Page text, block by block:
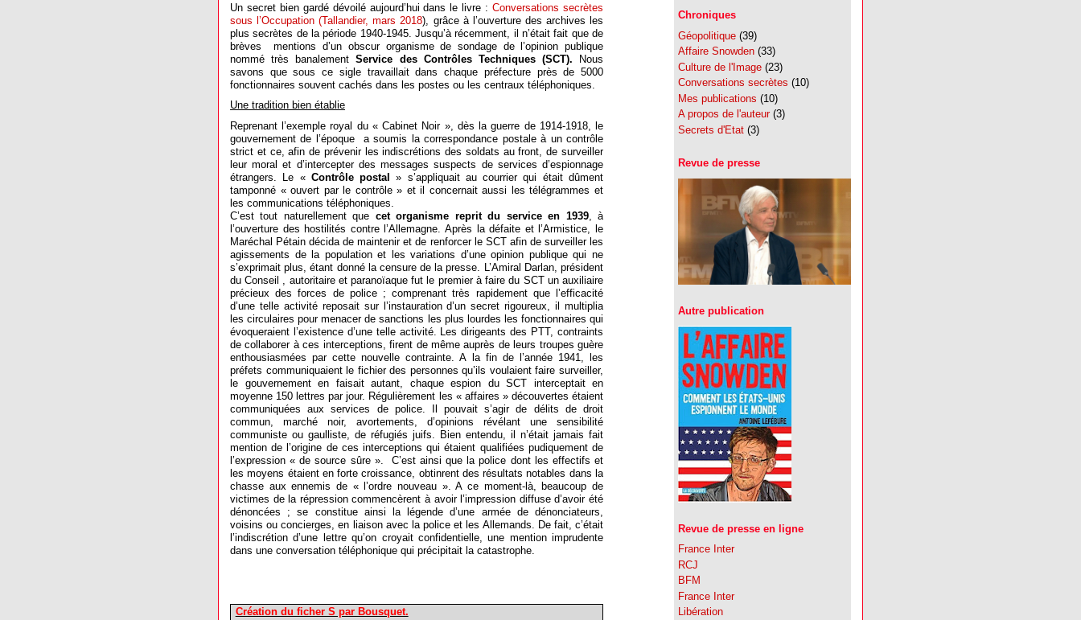
Un secret bien gardé dévoilé aujourd’hui dans le livre :Conversations secrètes
sous l’Occupation (Tallandier, mars 2018) , grâce à l’ouverture des archives les
plus secrètes de la période 1940-1945. Jusqu’à récemment, il n’était fait que de
brèves
mentions d’un obscur organisme de sondage de l’opinion publique
nommé très banalementService des Contrôles Techniques (SCT). Nous
savons que sous ce sigle travaillait dans chaque préfecture près de 5000
fonctionnaires souvent cachés dans les postes ou les centraux téléphoniques.
Une tradition bien établie
Reprenant l’exemple royal du « Cabinet Noir », dès la guerre de 1914-1918, le
gouvernement de l’époque
a soumis la correspondance postale à un contrôle
strict et ce, afin de prévenir les indiscrétions des soldats au front, de surveiller
leur moral et d’intercepter des messages suspects de services d’espionnage
étrangers. Le « Contrôle postal
» s’appliquait au courrier qui était dûment
tamponné « ouvert par le contrôle » et il concernait aussi les télégrammes et
les communications téléphoniques.
C’est tout naturellement que cet organisme reprit du service en 1939, à
l’ouverture des hostilités contre l’Allemagne. Après la défaite et l’Armistice, le
Maréchal Pétain décida de maintenir et de renforcer le SCT afin de surveiller les
agissements de la population et les variations d’une opinion publique qui ne
s’exprimait plus, étant donné la censure de la presse. L’Amiral Darlan, président
du Conseil , autoritaire et paranoïaque fut le premier à faire du SCT un auxiliaire
précieux des forces de police ; comprenant très rapidement que l’efficacité
d’une telle activité reposait sur l’instauration d’un secret rigoureux, il multiplia
les circulaires pour menacer de sanctions les plus lourdes les fonctionnaires qui
évoqueraient l’existence d’une telle activité. Les dirigeants des PTT, contraints
de collaborer à ces interceptions, firent de même auprès de leurs troupes guère
enthousiasmées par cette nouvelle contrainte. A la fin de l’année 1941, les
préfets communiquaient le fichier des personnes qu’ils voulaient faire surveiller,
le gouvernement en faisait autant, chaque espion du SCT interceptait en
moyenne 150 lettres par jour. Régulièrement les « affaires » découvertes étaient
communiquées aux services de police. Il pouvait s’agir de délits de droit
commun, marché noir, avortements, d’opinions révélant une sensibilité
communiste ou gaulliste, de réfugiés juifs. Bien entendu, il n’était jamais fait
mention de l’origine de ces interceptions qui étaient qualifiées pudiquement de
l’expression « de source sûre ».
C’est ainsi que la police dont les effectifs et
les moyens étaient en forte croissance, obtinrent des résultats notables dans la
chasse aux ennemis de « l’ordre nouveau ». A ce moment-là, beaucoup de
victimes de la répression commencèrent à avoir l’impression diffuse d’avoir été
dénoncées ; se constitue ainsi la légende d’une armée de dénonciateurs,
voisins ou concierges, en liaison avec la police et les Allemands. De fait, c’était
l’indiscrétion d’une lettre qu’on croyait confidentielle, une mention imprudente
dans une conversation téléphonique qui précipitait la catastrophe.
Création du ficher S par Bousquet.
Chroniques
Géopolitique (39)
Affaire Snowden (33)
Culture de l'Image (23)
Conversations secrètes (10)
Mes publications (10)
A propos de l'auteur (3)
Secrets d'Etat (3)
Revue de presse
Autre publication
Revue de presse en ligne
France Inter
RCJ
BFM
France Inter
Libération